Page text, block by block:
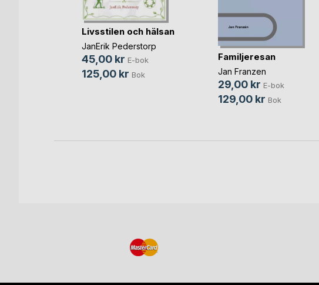
Livsstilen och hälsan
JanErik Pederstorp
45,00 kr E-bok
125,00 kr Bok
Familjeresan
Jan Franzen
29,00 kr E-bok
129,00 kr Bok